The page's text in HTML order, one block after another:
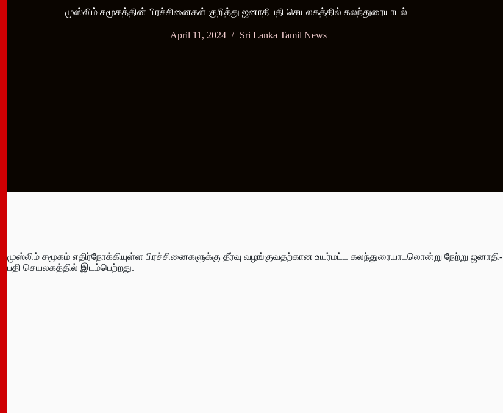
முஸ்லிம் சமூகத்தின் பிரச்சினைகள் குறித்து ஜனாதிபதி செயலகத்தில் கலந்துரையாடல்
April 11, 2024 Sri Lanka Tamil News
முஸ்லிம் சமூகம் எதிர்­நோக்­கி­யுள்ள பிரச்­சி­னை­க­ளுக்கு தீர்வு வழங்­கு­வ­தற்­கான உயர்­மட்ட கலந்­து­ரை­யா­ட­லொன்று நேற்று ஜனா­தி­
பதி செய­ல­கத்தில் இடம்­பெற்­றது.